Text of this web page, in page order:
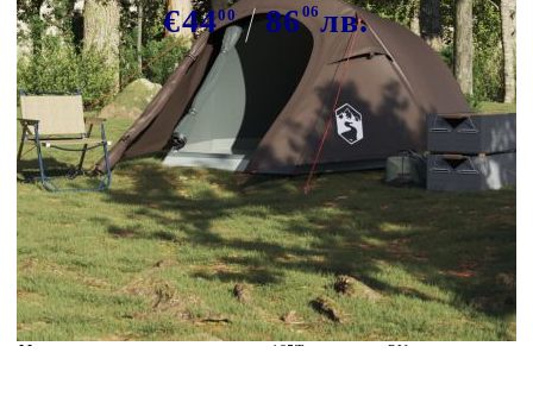
€4400 8606лв.
В наличност: 76 бр.
Време за доставка: 5 до 9 дни
Безплатна доставка до адрес при плащане по банков път
Цвят:
Кафяв
Материал:
185T полиестер с PU покритие